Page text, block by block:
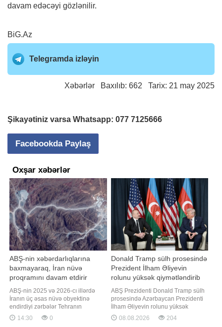
davam edəcəyi gözlənilir.
BiG.Az
Telegramda izləyin
Xəbərlər Baxılıb: 662 Tarix: 21 may 2025
Şikayətiniz varsa Whatsapp: 077 7125666
Facebookda Paylaş
Oxşar xəbərlər
ABŞ-nin xəbərdarlıqlarına
baxmayaraq, İran nüvə
proqramını davam etdirir
ABŞ-nin 2025 və 2026-cı illərdə
İranın üç əsas nüvə obyektinə
endirdiyi zərbələr Tehranın
proqramını tam dayandırmayıb,
sadəcə onun icrasını ləngidib.
14:30 0
Donald Tramp sülh prosesində
Prezident İlham Əliyevin
rolunu yüksək qiymətləndirib
ABŞ Prezidenti Donald Tramp sülh
prosesində Azərbaycan Prezidenti
İlham Əliyevin rolunu yüksək
qiymətləndirib. "Report" xəbər verir
ki, ABŞ Prezidenti bu barədə
08.08.2026 204